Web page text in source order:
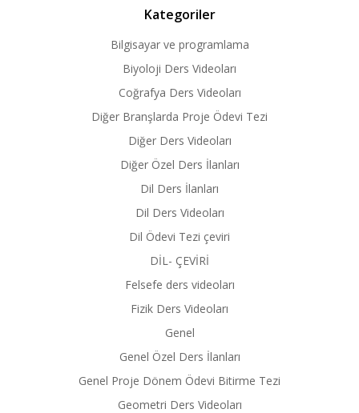
Kategoriler
Bilgisayar ve programlama
Biyoloji Ders Videoları
Coğrafya Ders Videoları
Diğer Branşlarda Proje Ödevi Tezi
Diğer Ders Videoları
Diğer Özel Ders İlanları
Dil Ders İlanları
Dil Ders Videoları
Dil Ödevi Tezi çeviri
DİL- ÇEVİRİ
Felsefe ders videoları
Fizik Ders Videoları
Genel
Genel Özel Ders İlanları
Genel Proje Dönem Ödevi Bitirme Tezi
Geometri Ders Videoları